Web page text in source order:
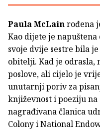
Paula McLainrođena
Kao dijete je
svoje dvije sestre bila
obitelji. Kad je
poslove, ali cijelo je
unutarnji poriv za
književnost i poeziju
nagrađivana članica
Colony i National